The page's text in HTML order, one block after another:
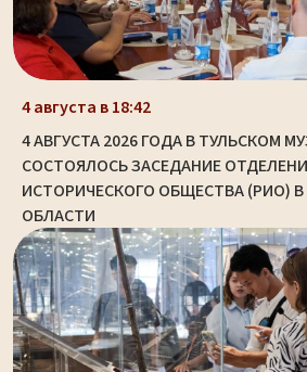
4 августа в 18:42
4 АВГУСТА 2026 ГОДА В ТУЛЬСКОМ
СОСТОЯЛОСЬ ЗАСЕДАНИЕ
ИСТОРИЧЕСКОГО ОБЩЕСТВА (РИО)
ОБЛАСТИ